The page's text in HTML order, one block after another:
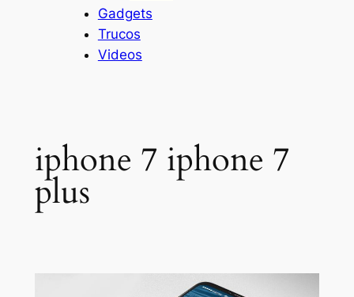
Gadgets
Trucos
Videos
iphone 7 iphone 7
plus